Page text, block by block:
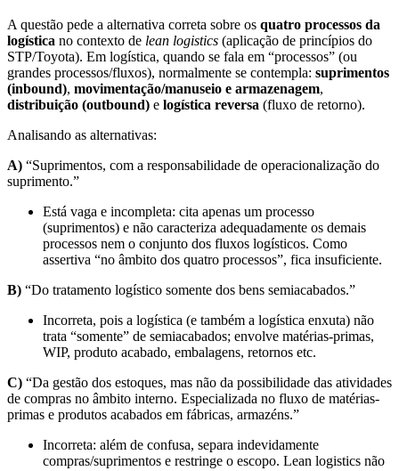
A questão pede a alternativa correta sobre os quatro processos da
logística no contexto de lean logistics (aplicação de princípios do
STP/Toyota). Em logística, quando se fala em “processos” (ou
grandes processos/fluxos), normalmente se contempla: suprimentos
(inbound), movimentação/manuseio e armazenagem,
distribuição (outbound) e logística reversa (fluxo de retorno).
Analisando as alternativas:
A) “Suprimentos, com a responsabilidade de operacionalização do
suprimento.”
Está vaga e incompleta: cita apenas um processo
(suprimentos) e não caracteriza adequadamente os demais
processos nem o conjunto dos fluxos logísticos. Como
assertiva “no âmbito dos quatro processos”, fica insuficiente.
B) “Do tratamento logístico somente dos bens semiacabados.”
Incorreta, pois a logística (e também a logística enxuta) não
trata “somente” de semiacabados; envolve matérias-primas,
WIP, produto acabado, embalagens, retornos etc.
C) “Da gestão dos estoques, mas não da possibilidade das atividades
de compras no âmbito interno. Especializada no fluxo de matérias-
primas e produtos acabados em fábricas, armazéns.”
Incorreta: além de confusa, separa indevidamente
compras/suprimentos e restringe o escopo. Lean logistics não